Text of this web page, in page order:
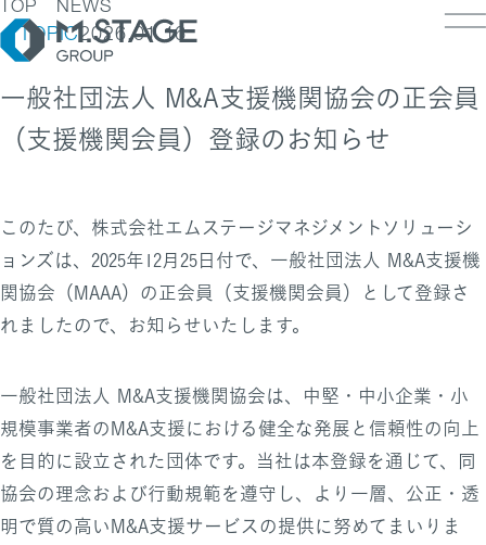
TOP
ビーイング
材
継M&A
TOP / グループ代表挨拶・会社概
プ企業一覧・事業拠点
ナビリティ
TOP
ッセージ
種一覧
境
ュリティに関する方針
リシー
ンスの皆様へ
TOP NEWS
TOPIC 2026.01.16
一般社団法人 M&A支援機関協会の正会員
（支援機関会員）登録のお知らせ
このたび、株式会社エムステージマネジメントソリューシ
ョンズは、2025年12月25日付で、一般社団法人 M&A支援機
関協会（MAAA）の正会員（支援機関会員）として登録さ
れましたので、お知らせいたします。
一般社団法人 M&A支援機関協会は、中堅・中小企業・小
規模事業者のM&A支援における健全な発展と信頼性の向上
を目的に設立された団体です。当社は本登録を通じて、同
協会の理念および行動規範を遵守し、より一層、公正・透
明で質の高いM&A支援サービスの提供に努めてまいりま